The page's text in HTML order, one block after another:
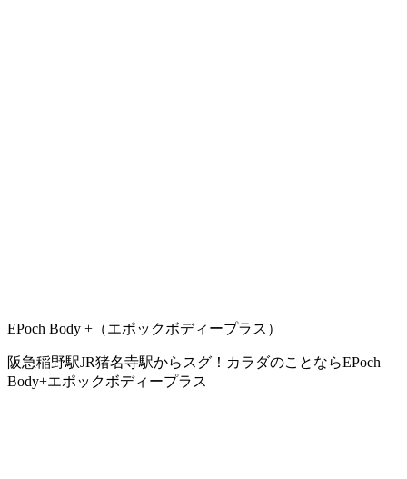
EPoch Body +（エポックボディープラス）
阪急稲野駅JR猪名寺駅からスグ！カラダのことならEPoch
Body+エポックボディープラス